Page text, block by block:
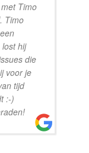
Timo
Timo
hij
die
voor je
tijd
:-)